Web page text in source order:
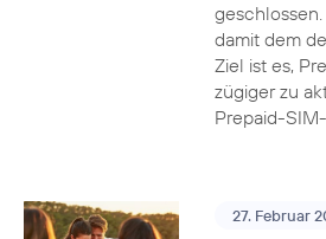
damit dem
Ziel ist es,
zügiger zu
Prepaid-
27. Februar